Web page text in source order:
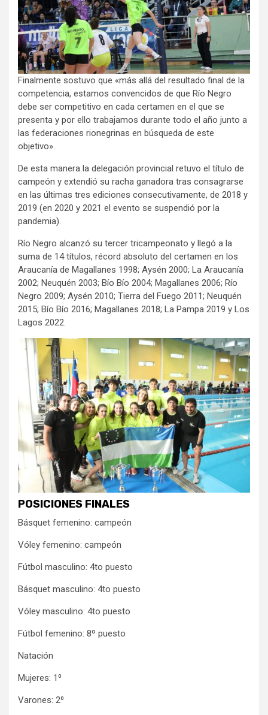
Finalmente sostuvo que «más allá del resultado final de la
competencia, estamos convencidos de que Río Negro
debe ser competitivo en cada certamen en el que se
presenta y por ello trabajamos durante todo el año junto a
las federaciones rionegrinas en búsqueda de este
objetivo».
De esta manera la delegación provincial retuvo el título de
campeón y extendió su racha ganadora tras consagrarse
en las últimas tres ediciones consecutivamente, de 2018 y
2019 (en 2020 y 2021 el evento se suspendió por la
pandemia).
Río Negro alcanzó su tercer tricampeonato y llegó a la
suma de 14 títulos, récord absoluto del certamen en los
Araucanía de Magallanes 1998; Aysén 2000; La Araucanía
2002; Neuquén 2003; Bío Bío 2004; Magallanes 2006; Río
Negro 2009; Aysén 2010; Tierra del Fuego 2011; Neuquén
2015; Bío Bío 2016; Magallanes 2018; La Pampa 2019 y Los
Lagos 2022.
POSICIONES FINALES
Básquet femenino: campeón
Vóley femenino: campeón
Fútbol masculino: 4to puesto
Básquet masculino: 4to puesto
Vóley masculino: 4to puesto
Fútbol femenino: 8º puesto
Natación
Mujeres: 1⁰
Varones: 2⁰